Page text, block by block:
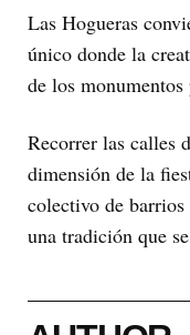
Las Hogueras
único donde la
de los
Recorrer las calles
dimensión de la
colectivo de
una tradición que